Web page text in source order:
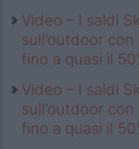
Video – I saldi
sull’outdoor
fino a quasi il
Video – I saldi
sull’outdoor
fino a quasi il